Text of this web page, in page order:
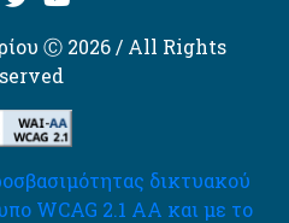
Ⓒ 2026 / All Rights
δικτυακού
WCAG 2.1 AA και με το